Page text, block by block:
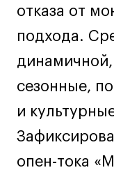
Стайлинг
Современная
UX/UI-дизайн
Интенсивы
отказа от
подхода.
сезонные,
и
опен-тока